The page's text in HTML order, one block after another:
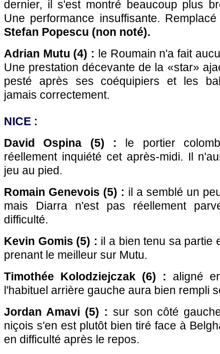
dernier, il s'est montré beaucoup plus
Une performance insuffisante.
Stefan Popescu (non noté).
Adrian Mutu (4) : le Roumain n'a fait
Une prestation décevante de la «star»
pesté après ses coéquipiers et les
jamais correctement.
NICE :
David Ospina (5) : le portier
réellement inquiété cet après-midi. Il
jeu au pied.
Romain Genevois (5) : il a semblé un
mais Diarra n'est pas réellement
difficulté.
Kevin Gomis (5) : il a bien tenu sa partie
prenant le meilleur sur Mutu.
Timothée Kolodziejczak (6) : aligné
l'habituel arrière gauche aura bien rempli
Jordan Amavi (5) : sur son côté
niçois s'en est plutôt bien tiré face à
en difficulté après le repos.